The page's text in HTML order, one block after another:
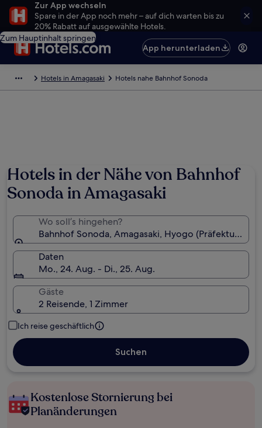
Zur App wechseln
Spare in der App noch mehr – auf dich warten bis zu
20% Rabatt auf ausgewählte Hotels.
Zum Hauptinhalt springen
App herunterladen
Hotels in Amagasaki Hotels nahe Bahnhof Sonoda
Hotels in der Nähe von Bahnhof
Sonoda in Amagasaki
Wo soll’s hingehen?
Bahnhof Sonoda, Amagasaki, Hyogo (Präfektur),
Daten
Mo., 24. Aug. - Di., 25. Aug.
Gäste
2 Reisende, 1 Zimmer
Ich reise geschäftlich
Suchen
Kostenlose Stornierung bei
Planänderungen